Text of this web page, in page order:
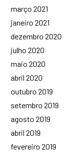
março 2021
janeiro 2021
dezembro 2020
julho 2020
maio 2020
abril 2020
outubro 2019
setembro 2019
agosto 2019
abril 2019
fevereiro 2019